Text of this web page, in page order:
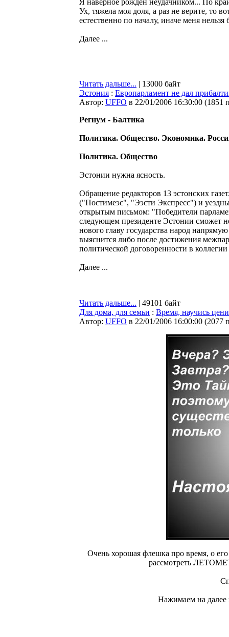
Я наверное рожден неудачником... По
Ух, тяжела моя доля, а раз не верите, то
естественно по началу, иначе меня
Далее ...
Читать дальше... | 13000 байт
Эстония : Европарламент не дал
Автор: UFFO в 22/01/2006 16:30:00 (1851
Регнум - Балтика
Политика. Общество. Экономика.
Политика. Общество
Эстонии нужна ясность.
Обращение редакторов 13 эстонских
("Постимеэс", "Ээсти Экспресс") и
открытым письмом: "Победители
следующем президенте Эстонии сможет
нового главу государства народ
выяснится либо после достижения
политической договоренности в
Далее ...
Читать дальше... | 49101 байт
Для дома, для семьи : Время, научись
Автор: UFFO в 22/01/2006 16:00:00 (2077
Очень хорошая флешка про время, о
рассмотреть
Нажимаем на далее